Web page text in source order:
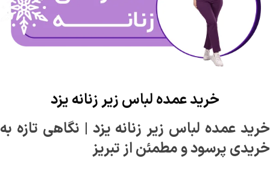
خرید عمده لباس زیر زنانه یزد
خرید عمده لباس زیر زنانه یزد | نگاهی تازه به
خریدی پرسود و مطمئن از تبریز